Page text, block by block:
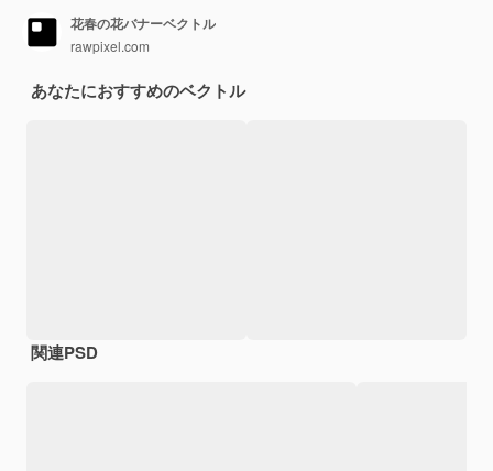
花春の花バナーベクトル
rawpixel.com
あなたにおすすめのベクトル
関連PSD